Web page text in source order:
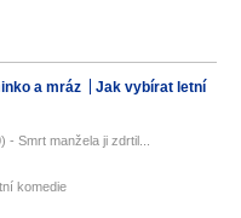
a mráz
Jak vybírat letní
Smrt manžela ji zdrtil...
komedie